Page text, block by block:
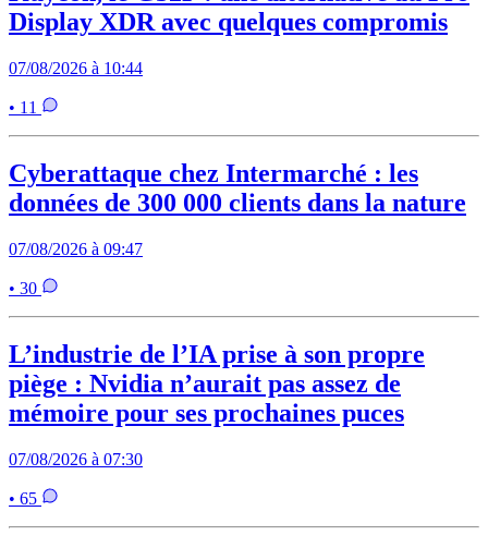
Display XDR avec quelques compromis
07/08/2026 à 10:44
• 11
Cyberattaque chez Intermarché : les
données de 300 000 clients dans la nature
07/08/2026 à 09:47
• 30
L’industrie de l’IA prise à son propre
piège : Nvidia n’aurait pas assez de
mémoire pour ses prochaines puces
07/08/2026 à 07:30
• 65